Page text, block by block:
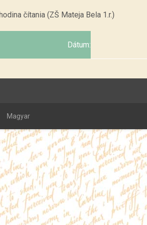
čítania (ZŠ Mateja Bela 1.r.)
Dátum:
Magyar